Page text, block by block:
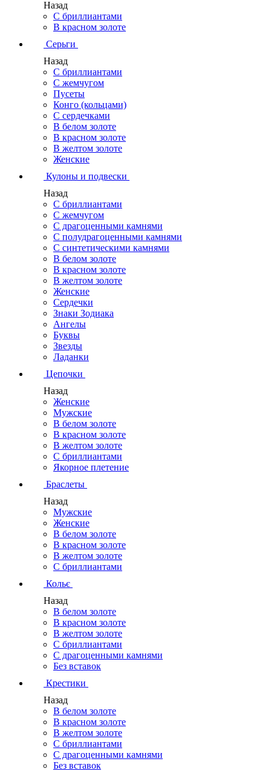
Назад
С бриллиантами
В красном золоте
Серьги
Назад
С бриллиантами
С жемчугом
Пусеты
Конго (кольцами)
С сердечками
В белом золоте
В красном золоте
В желтом золоте
Женские
Кулоны и подвески
Назад
С бриллиантами
С жемчугом
С драгоценными камнями
С полудрагоценными камнями
С синтетическими камнями
В белом золоте
В красном золоте
В желтом золоте
Женские
Сердечки
Знаки Зодиака
Ангелы
Буквы
Звезды
Ладанки
Цепочки
Назад
Женские
Мужские
В белом золоте
В красном золоте
В желтом золоте
С бриллиантами
Якорное плетение
Браслеты
Назад
Мужские
Женские
В белом золоте
В красном золоте
В желтом золоте
С бриллиантами
Кольє
Назад
В белом золоте
В красном золоте
В желтом золоте
С бриллиантами
С драгоценными камнями
Без вставок
Крестики
Назад
В белом золоте
В красном золоте
В желтом золоте
С бриллиантами
С драгоценными камнями
Без вставок